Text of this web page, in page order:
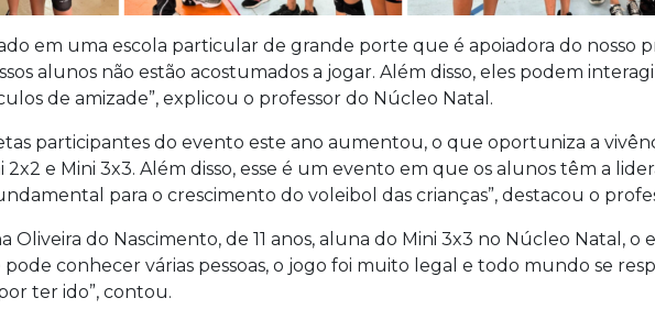
em uma escola particular de grande porte que é apoiadora do nosso
alunos não estão acostumados a jogar. Além disso, eles podem
de amizade”, explicou o professor do Núcleo Natal.
participantes do evento este ano aumentou, o que oportuniza a
2x2 e Mini 3x3. Além disso, esse é um evento em que os alunos têm a
para o crescimento do voleibol das crianças”, destacou o
Oliveira do Nascimento, de 11 anos, aluna do Mini 3x3 no Núcleo Natal,
pode conhecer várias pessoas, o jogo foi muito legal e todo mundo se
ter ido”, contou.